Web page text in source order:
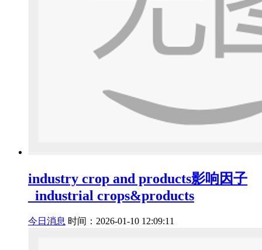
industry crop and products影响因子
_industrial crops&products
今日消息 时间：2026-01-10 12:09:11